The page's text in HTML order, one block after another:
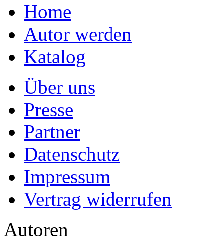
Home
Autor werden
Katalog
Über uns
Presse
Partner
Datenschutz
Impressum
Vertrag widerrufen
Autoren